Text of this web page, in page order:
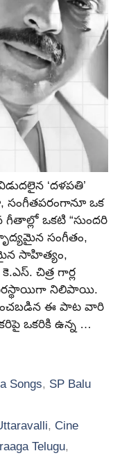
‘దళపతి’
సంగీతపరంగానూ ఒక
ఒకటి “సుందరి
సంగీతం,
సాహిత్యం,
చిత్ర గార్ల
నిలిపాయి.
ఈ పాట వారి
ఒకరికి ఉన్న …
Songs, SP Balu
, Cine
Telugu,